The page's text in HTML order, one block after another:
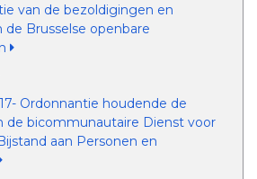
van de bezoldigingen en
de Brusselse openbare
Ordonnantie houdende de
de bicommunautaire Dienst voor
aan Personen en